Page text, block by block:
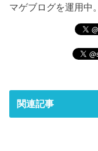
マゲブログを運用中。
関連記事